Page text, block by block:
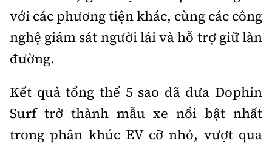
với các phương tiện khác, cùng các công
nghệ giám sát người lái và hỗ trợ giữ làn
đường.
Kết quả tổng thể 5 sao đã đưa Dophin
Surf trở thành mẫu xe nổi bật nhất
trong phân khúc EV cỡ nhỏ, vượt qua